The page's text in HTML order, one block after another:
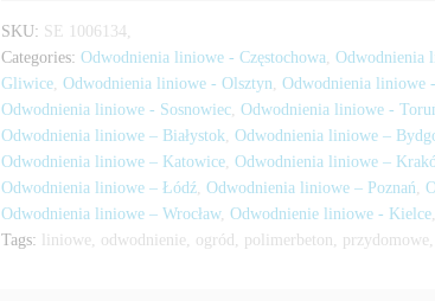
SKU: SE 1006134,
Categories:Odwodnienia liniowe - Częstochowa,Odwodnienia
Gliwice,Odwodnienia liniowe - Olsztyn,Odwodnienia liniowe
Odwodnienia liniowe - Sosnowiec,Odwodnienia liniowe -
Odwodnienia liniowe – Białystok,Odwodnienia liniowe –
Odwodnienia liniowe – Katowice,Odwodnienia liniowe –
Odwodnienia liniowe – Łódź,Odwodnienia liniowe – Poznań,
Odwodnienia liniowe – Wrocław,Odwodnienie liniowe - Kielce,
Tags:
liniowe , odwodnienie , ogród , polimerbeton, przydomowe ,